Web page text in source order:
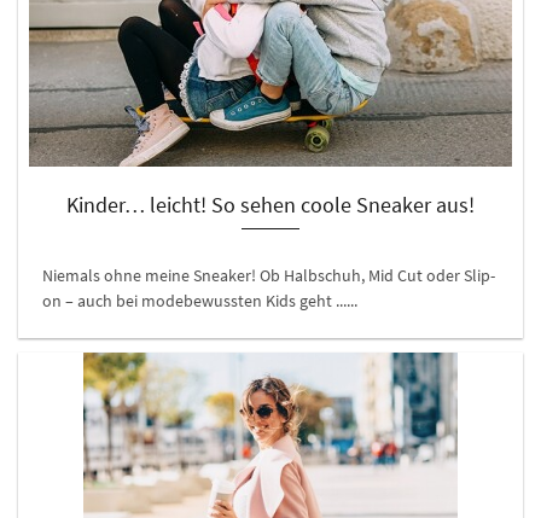
Kinder… leicht! So sehen coole Sneaker aus!
Niemals ohne meine Sneaker! Ob Halbschuh, Mid Cut oder Slip-
on – auch bei modebewussten Kids geht ......